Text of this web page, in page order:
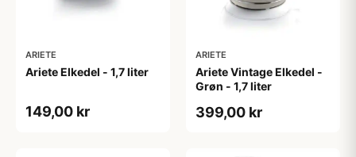
ARIETE
Ariete Elkedel - 1,7 liter
149,00 kr
ARIETE
Ariete Vintage Elkedel -
Grøn - 1,7 liter
399,00 kr